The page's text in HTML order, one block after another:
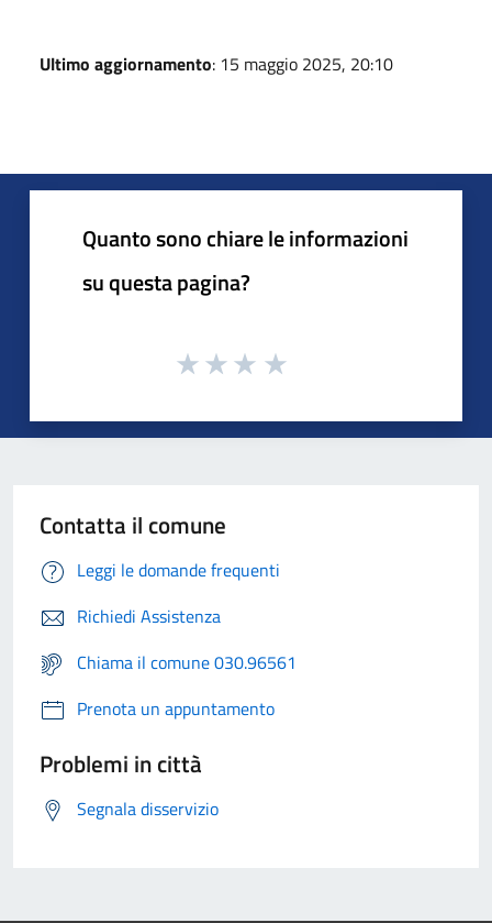
Ultimo aggiornamento: 15 maggio 2025, 20:10
Quanto sono chiare le informazioni
su questa pagina?
Contatta il comune
Leggi le domande frequenti
Richiedi Assistenza
Chiama il comune 030.96561
Prenota un appuntamento
Problemi in città
Segnala disservizio